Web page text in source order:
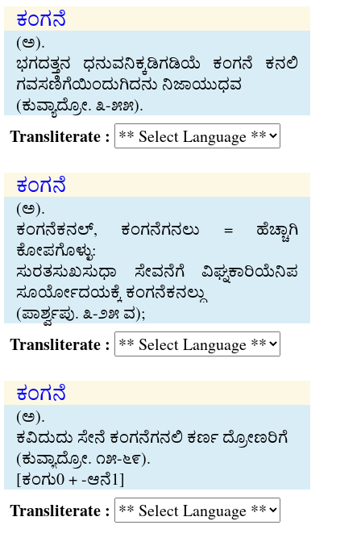
ಕಂಗನೆ
(ಅ).
ಭಗದತ‍್ತನ ಧನುವನಿಕ‍್ಕಡಿಗಡಿಯೆ ಕಂಗನೆ ಕನಲಿ
ಗವಸಣಿಗೆಯಿಂದುಗಿದನು ನಿಜಾಯುಧವ
(ಕುವ‍್ಯಾದ‍್ರೋ. ೩-೫೫).
:
ಕಂಗನೆ
(ಅ).
ಕಂಗನೆಕನಲ್, ಕಂಗನೆಗನಲು = ಹೆಚ‍್ಚಾಗಿ
ಕೋಪಗೊಳ‍್ಳು:
ಸುರತಸುಖಸುಧಾ ಸೇವನೆಗೆ ವಿಘ‍್ನಕಾರಿಯೆನಿಪ
ಸೂರ್ಯೋದಯಕ‍್ಕೆ ಕಂಗನೆಕನಲ‍್ದು
(ಪಾರ್ಶ್ವಪು. ೩-೨೫ ವ);
:
ಕಂಗನೆ
(ಅ).
ಕವಿದುದು ಸೇನೆ ಕಂಗನೆಗನಲಿ ಕರ್ಣ ದ‍್ರೋಣರಿಗೆ
(ಕುವ‍್ಯಾದ‍್ರೋ. ೧೫-೬೯).
[ಕಂಗು0 + -ಆನೆ1]
: